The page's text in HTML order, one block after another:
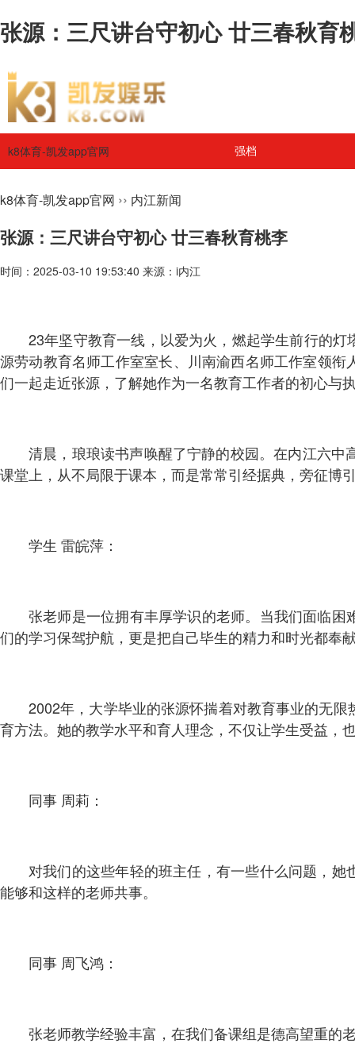
张源：三尺讲台守初心 廿三春秋育
k8体育-凯发app官网 强档
k8体育-凯发app官网 ›› 内江新闻
张源：三尺讲台守初心 廿三春秋育桃李
时间：2025-03-10 19:53:40 来源：i内江
23年坚守教育一线，以爱为火，燃起学生前行的
源劳动教育名师工作室室长、川南渝西名师工作室领
们一起走近张源，了解她作为一名教育工作者的初心与
清晨，琅琅读书声唤醒了宁静的校园。在内江六
课堂上，从不局限于课本，而是常常引经据典，旁征博
学生 雷皖萍：
张老师是一位拥有丰厚学识的老师。当我们面临
们的学习保驾护航，更是把自己毕生的精力和时光都奉
2002年，大学毕业的张源怀揣着对教育事业的无
育方法。她的教学水平和育人理念，不仅让学生受益，
同事 周莉：
对我们的这些年轻的班主任，有一些什么问题，
能够和这样的老师共事。
同事 周飞鸿：
张老师教学经验丰富，在我们备课组是德高望重的